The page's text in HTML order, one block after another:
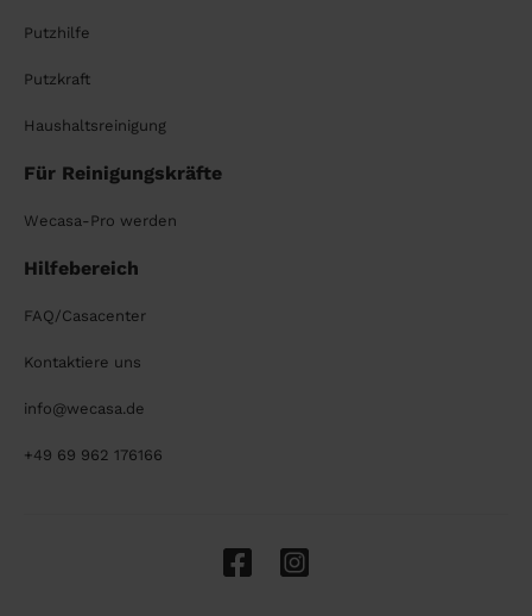
Putzhilfe
Putzkraft
Haushaltsreinigung
Für Reinigungskräfte
Wecasa-Pro werden
Hilfebereich
FAQ/Casacenter
Kontaktiere uns
info@wecasa.de
+49 69 962 176166